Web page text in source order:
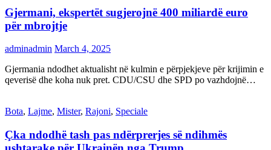
Gjermani, ekspertët sugjerojnë 400 miliardë euro
për mbrojtje
adminadmin March 4, 2025
Gjermania ndodhet aktualisht në kulmin e përpjekjeve për krijimin e
qeverisë dhe koha nuk pret. CDU/CSU dhe SPD po vazhdojnë…
Bota, Lajme, Mister, Rajoni, Speciale
Çka ndodhë tash pas ndërprerjes së ndihmës